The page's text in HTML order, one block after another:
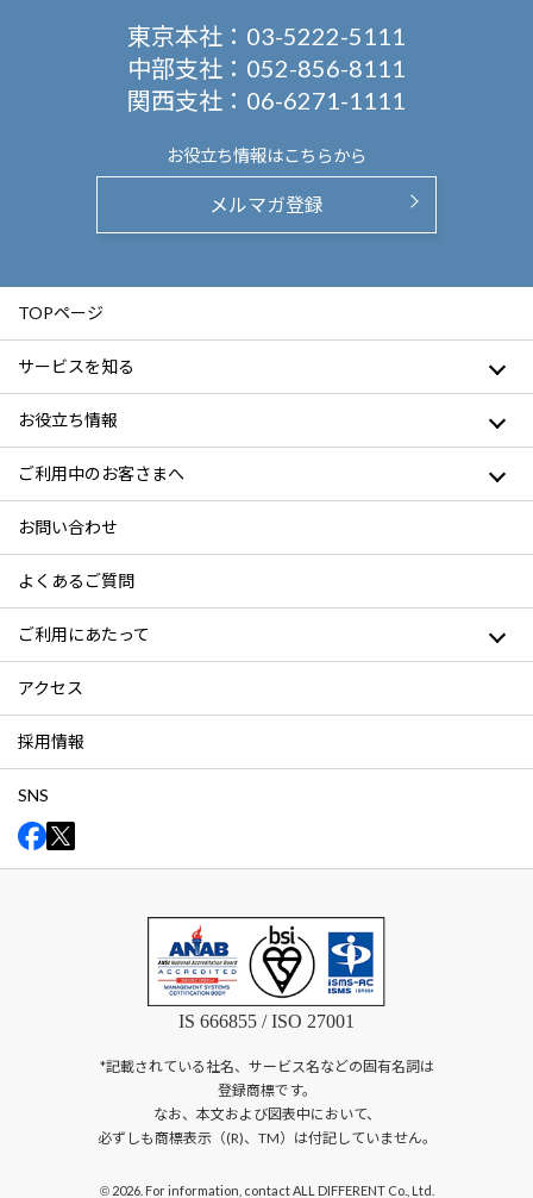
東京本社： 03-5222-5111
中部支社： 052-856-8111
関西支社： 06-6271-1111
お役立ち情報はこちらから
メルマガ登録
TOPページ
サービスを知る
お役立ち情報
ご利用中のお客さまへ
お問い合わせ
よくあるご質問
ご利用にあたって
アクセス
採用情報
SNS
IS 666855 / ISO 27001
*記載されている社名、サービス名などの固有名詞は
登録商標です。
なお、本文および図表中において、
必ずしも商標表示（(R)、TM）は付記していません。
©2026. For information, contact ALL DIFFERENT Co., Ltd.